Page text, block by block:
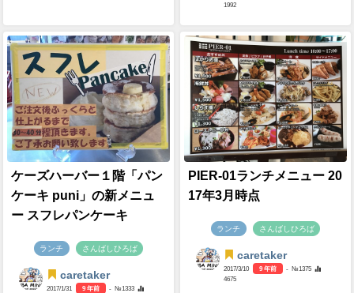
1992
ケーズハーバー１階「パン
ケーキ puni」の新メニュ
ー スフレパンケーキ
ランチ さんばしひろば
caretaker
2017/1/31 9 年前
- №1333
PIER-01ランチメニュー 20
17年3月時点
ランチ さんばしひろば
caretaker
2017/3/10 9 年前
- №1375
4675